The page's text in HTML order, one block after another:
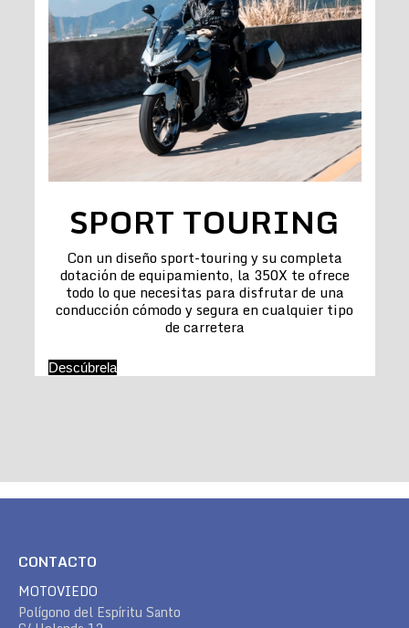
SPORT TOURING
Con un diseño sport-touring y su completa
dotación de equipamiento, la 350X te ofrece
todo lo que necesitas para disfrutar de una
conducción cómodo y segura en cualquier tipo
de carretera
Descúbrela
CONTACTO
MOTOVIEDO
Polígono del Espíritu Santo